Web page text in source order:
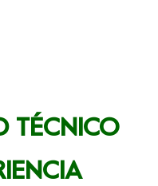
TÉCNICO